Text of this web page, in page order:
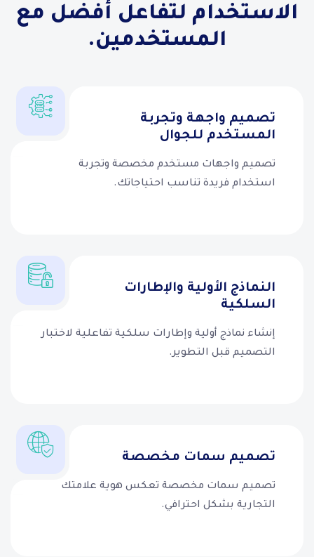
الاستخدام لتفاعل أفضل مع
المستخدمين.
تصميم واجهة وتجربة
المستخدم للجوال
تصميم واجهات مستخدم مخصصة وتجربة
استخدام فريدة تناسب احتياجاتك.
النماذج الأولية والإطارات
السلكية
إنشاء نماذج أولية وإطارات سلكية تفاعلية لاختبار
التصميم قبل التطوير.
تصميم سمات مخصصة
تصميم سمات مخصصة تعكس هوية علامتك
التجارية بشكل احترافي.